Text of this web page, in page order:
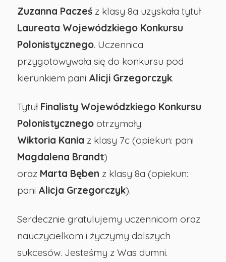
Zuzanna Pacześ z klasy 8a uzyskała tytuł
Laureata Wojewódzkiego Konkursu
Polonistycznego. Uczennica
przygotowywała się do konkursu pod
kierunkiem pani Alicji Grzegorczyk.
Tytuł Finalisty Wojewódzkiego Konkursu
Polonistycznego otrzymały:
Wiktoria Kania z klasy 7c (opiekun: pani
Magdalena Brandt)
oraz Marta Bęben z klasy 8a (opiekun:
pani Alicja Grzegorczyk).
Serdecznie gratulujemy uczennicom oraz
nauczycielkom i życzymy dalszych
sukcesów. Jesteśmy z Was dumni.